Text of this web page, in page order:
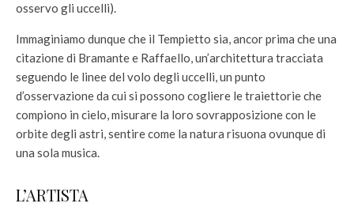
osservo gli uccelli).
Immaginiamo dunque che il Tempietto sia, ancor prima che una
citazione di Bramante e Raffaello, un’architettura tracciata
seguendo le linee del volo degli uccelli, un punto
d’osservazione da cui si possono cogliere le traiettorie che
compiono in cielo, misurare la loro sovrapposizione con le
orbite degli astri, sentire come la natura risuona ovunque di
una sola musica.
L’ARTISTA